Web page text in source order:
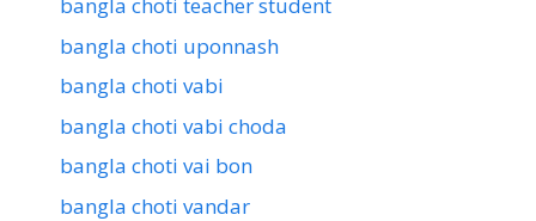
bangla choti teacher student
bangla choti uponnash
bangla choti vabi
bangla choti vabi choda
bangla choti vai bon
bangla choti vandar